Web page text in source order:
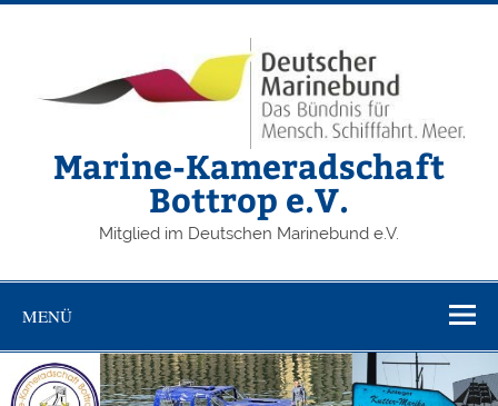
Zum
Marine-Kameradschaft
Bottrop e.V.
Mitglied im Deutschen Marinebund e.V.
MENÜ